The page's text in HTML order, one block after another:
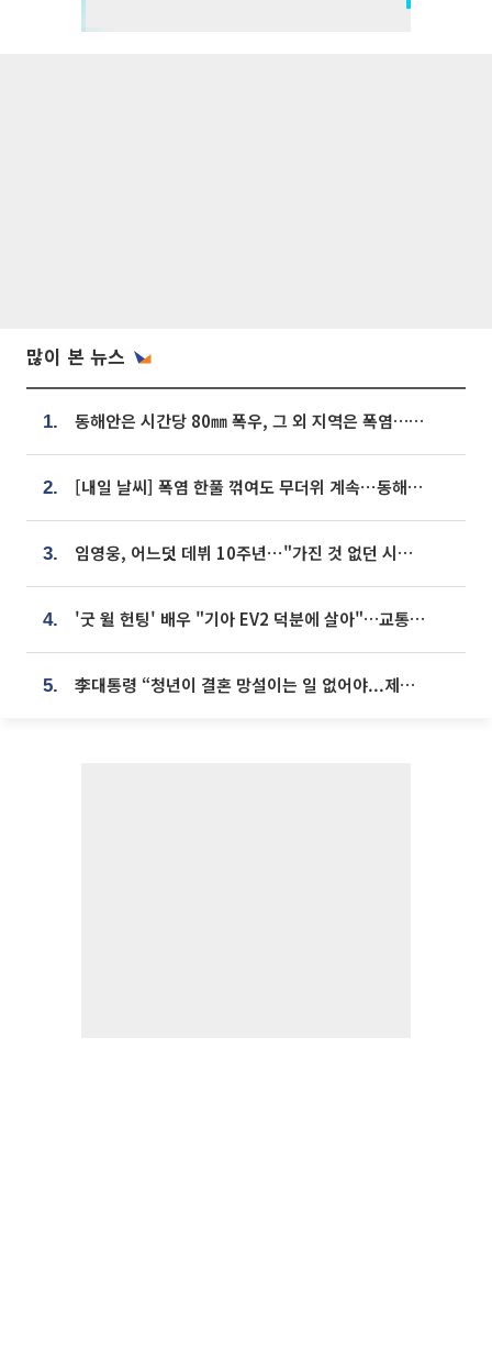
많이 본 뉴스
1. 동해안은 시간당 80㎜ 폭우, 그 외 지역은 폭염…‘극과 극 날씨’
2. [내일 날씨] 폭염 한풀 꺾여도 무더위 계속⋯동해안 이틀 연속 비
3. 임영웅, 어느덧 데뷔 10주년⋯"가진 것 없던 시절, 내 앞엔 20명의 팬뿐"
4. '굿 윌 헌팅' 배우 "기아 EV2 덕분에 살아"…교통사고 후 안전성 극찬
5. 李대통령 “청년이 결혼 망설이는 일 없어야...제도상 불이익 조사”